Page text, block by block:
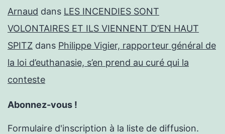
Arnaud dans LES INCENDIES SONT
VOLONTAIRES ET ILS VIENNENT D’EN HAUT
SPITZ dans Philippe Vigier, rapporteur général de
la loi d’euthanasie, s’en prend au curé qui la
conteste
Abonnez-vous !
Formulaire d'inscription à la liste de diffusion.